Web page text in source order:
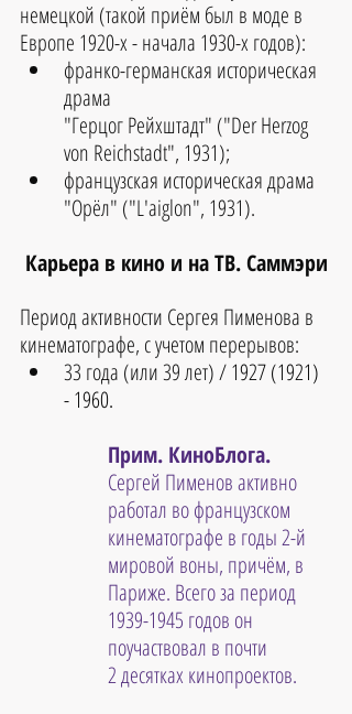
немецкой (такой приём был в моде в
Европе 1920-х - начала 1930-х годов):
франко-германская историческая
драма
"Герцог Рейхштадт" ("Der Herzog
von Reichstadt", 1931);
французская историческая драма
"Орёл" ("L'aiglon", 1931).
Карьера в кино и на ТВ. Саммэри
Период активности Сергея Пименова в
кинематографе, с учетом перерывов:
33 года (или 39 лет) / 1927 (1921)
- 1960.
Прим. КиноБлога.
Сергей Пименов активно
работал во французском
кинематографе в годы 2-й
мировой воны, причём, в
Париже. Всего за период
1939-1945 годов он
поучаствовал в почти
2 десятках кинопроектов.